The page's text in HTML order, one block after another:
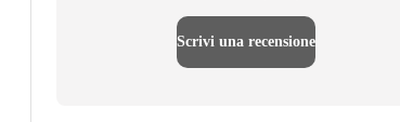
Scrivi una recensione